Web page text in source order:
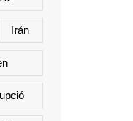
Irán